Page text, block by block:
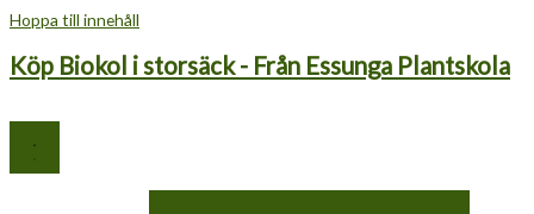
Hoppa till innehåll
Köp Biokol i storsäck - Från Essunga Plantskola